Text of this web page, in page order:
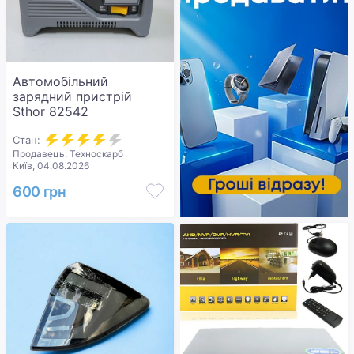
Автомобільний
зарядний пристрій
Sthor 82542
Стан:
Продавець: Техноскарб
Київ, 04.08.2026
600 грн